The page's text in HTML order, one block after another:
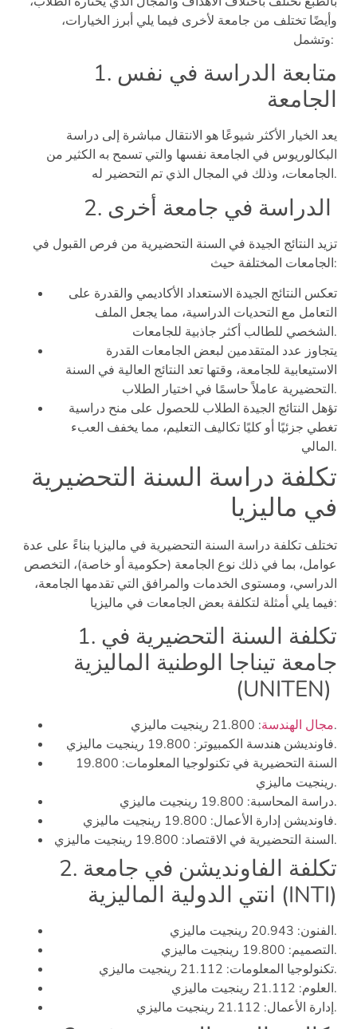
وأيضًا تختلف من جامعة لأخرى فيما يلي أبرز الخيارات،
وتشمل:
1. متابعة الدراسة في نفس
الجامعة
يعد الخيار الأكثر شيوعًا هو الانتقال مباشرة إلى دراسة
البكالوريوس في الجامعة نفسها والتي تسمح به الكثير من
الجامعات، وذلك في المجال الذي تم التحضير له.
تزيد النتائج الجيدة في السنة التحضيرية من فرص القبول في
الجامعات المختلفة حيث:
تعكس النتائج الجيدة الاستعداد الأكاديمي والقدرة على
التعامل مع التحديات الدراسية، مما يجعل الملف
الشخصي للطالب أكثر جاذبية للجامعات.
يتجاوز عدد المتقدمين لبعض الجامعات القدرة
الاستيعابية للجامعة، وقتها تعد النتائج العالية في السنة
التحضيرية عاملاً حاسمًا في اختيار الطلاب.
تؤهل النتائج الجيدة الطلاب للحصول على منح دراسية
تغطي جزئيًا أو كليًا تكاليف التعليم، مما يخفف العبء
المالي.
تكلفة دراسة السنة التحضيرية
في ماليزيا
تختلف تكلفة دراسة السنة التحضيرية في ماليزيا بناءً على عدة
عوامل، بما في ذلك نوع الجامعة (حكومية أو خاصة)، التخصص
الدراسي، ومستوى الخدمات والمرافق التي تقدمها الجامعة،
فيما يلي أمثلة لتكلفة بعض الجامعات في ماليزيا:
1. تكلفة السنة التحضيرية في
جامعة تيناجا الوطنية الماليزية
(UNITEN)
مجال الهندسة: 21.800 رينجيت ماليزي.
فاونديشن هندسة الكمبيوتر: 19.800 رينجيت ماليزي.
السنة التحضيرية في تكنولوجيا المعلومات: 19.800
رينجيت ماليزي.
دراسة المحاسبة: 19.800 رينجيت ماليزي.
فاونديشن إدارة الأعمال: 19.800 رينجيت ماليزي.
السنة التحضيرية في الاقتصاد: 19.800 رينجيت ماليزي.
2. تكلفة الفاونديشن في جامعة
انتي الدولية الماليزية (INTI)
الفنون: 20.943 رينجيت ماليزي.
التصميم: 19.800 رينجيت ماليزي.
تكنولوجيا المعلومات: 21.112 رينجيت ماليزي.
العلوم: 21.112 رينجيت ماليزي.
إدارة الأعمال: 21.112 رينجيت ماليزي.